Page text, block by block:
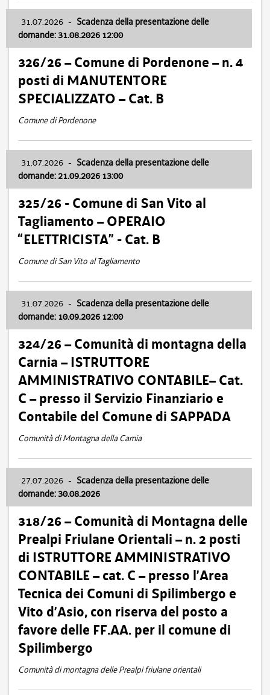
31.07.2026 - Scadenza della presentazione delle
domande: 31.08.2026 12:00
326/26 – Comune di Pordenone – n. 4
posti di MANUTENTORE
SPECIALIZZATO – Cat. B
Comune di Pordenone
31.07.2026 - Scadenza della presentazione delle
domande: 21.09.2026 13:00
325/26 - Comune di San Vito al
Tagliamento – OPERAIO
“ELETTRICISTA” - Cat. B
Comune di San Vito al Tagliamento
31.07.2026 - Scadenza della presentazione delle
domande: 10.09.2026 12:00
324/26 – Comunità di montagna della
Carnia – ISTRUTTORE
AMMINISTRATIVO CONTABILE– Cat.
C – presso il Servizio Finanziario e
Contabile del Comune di SAPPADA
Comunità di Montagna della Carnia
27.07.2026 - Scadenza della presentazione delle
domande: 30.08.2026
318/26 – Comunità di Montagna delle
Prealpi Friulane Orientali – n. 2 posti
di ISTRUTTORE AMMINISTRATIVO
CONTABILE – cat. C – presso l’Area
Tecnica dei Comuni di Spilimbergo e
Vito d’Asio, con riserva del posto a
favore delle FF.AA. per il comune di
Spilimbergo
Comunità di montagna delle Prealpi friulane orientali